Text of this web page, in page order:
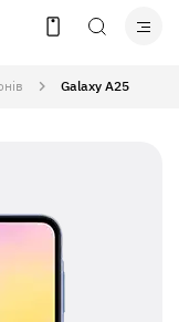
Galaxy A25